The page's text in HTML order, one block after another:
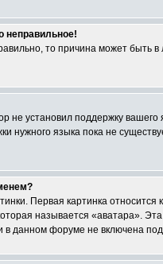
неправильное!
то причина может
не установил поддержку
нужного языка пока не
Первая картинка
называется «аватара».
в данном форуме не включена